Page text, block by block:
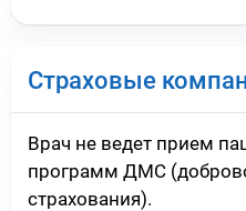
Страховые
Врач не ведет прием
программ ДМС
страхования).